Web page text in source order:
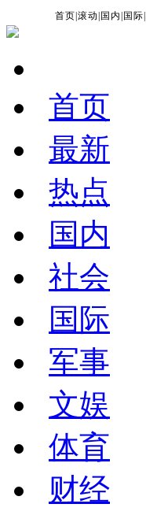
首页 |滚动 国内 国际
首页
最新
热点
国内
社会
国际
军事
文娱
体育
财经